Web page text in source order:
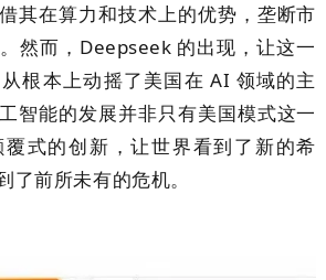
其在算力和技术上的优势，垄断市
然而，Deepseek 的出现，让这一
根本上动摇了美国在 AI 领域的主
智能的发展并非只有美国模式这一
式的创新，让世界看到了新的希
了前所未有的危机。